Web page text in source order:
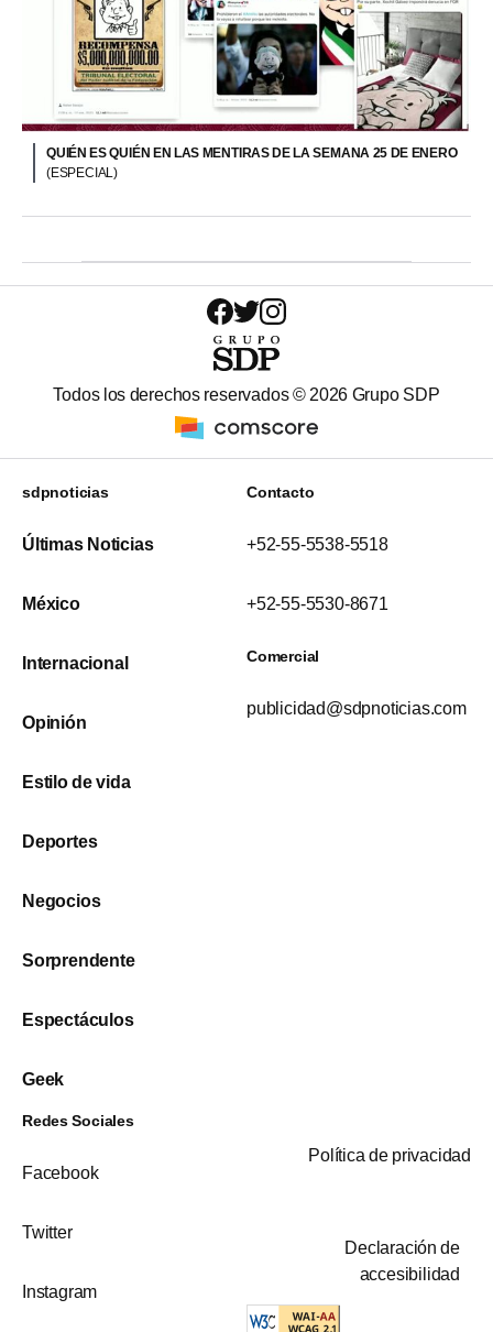
QUIÉN ES QUIÉN EN LAS MENTIRAS DE LA SEMANA 25 DE ENERO
(ESPECIAL)
Todos los derechos reservados © 2026 Grupo SDP
sdpnoticias
Últimas Noticias
México
Internacional
Opinión
Estilo de vida
Deportes
Negocios
Sorprendente
Espectáculos
Geek
Contacto
+52-55-5538-5518
+52-55-5530-8671
Comercial
publicidad@sdpnoticias.com
Redes Sociales
Facebook
Twitter
Instagram
Política de privacidad
Declaración de
accesibilidad